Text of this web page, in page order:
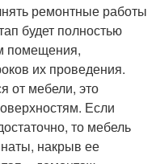
ремонтные работы
будет полностью
помещения,
их проведения.
от мебели, это
Если
то мебель
накрыв ее